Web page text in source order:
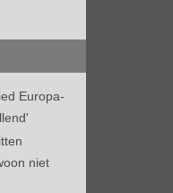
Europa-
niet